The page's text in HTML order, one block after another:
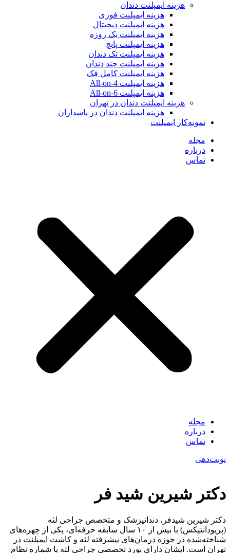
هزینه ایمپلنت دندان
هزینه ایمپلنت فوری
هزینه ایمپلنت دیجیتال
هزینه ایمپلنت یک روزه
هزینه ایمپلنت پانچ
هزینه ایمپلنت تک دندان
هزینه ایمپلنت چند دندان
هزینه ایمپلنت کامل فک
هزینه ایمپلنت All-on-4
هزینه ایمپلنت All-on-6
هزینه ایمپلنت دندان در تهران
هزینه ایمپلنت دندان در پاسداران
نمونه‌کار ایمپلنت
مجله
درباره
تماس
مجله
درباره
تماس
نوبت‌دهی
دکتر شیرین شید فر
دکتر شیرین شیدفر، دندانپزشک و متخصص جراحی لثه
(پریودانتیکس) با بیش از ۱۰ سال سابقه حرفه‌ای، یکی از چهره‌های
شناخته‌شده در حوزه درمان‌های پیشرفته لثه و کاشت ایمپلنت در
تهران است. ایشان دارای بورد تخصصی جراحی لثه با شماره نظام